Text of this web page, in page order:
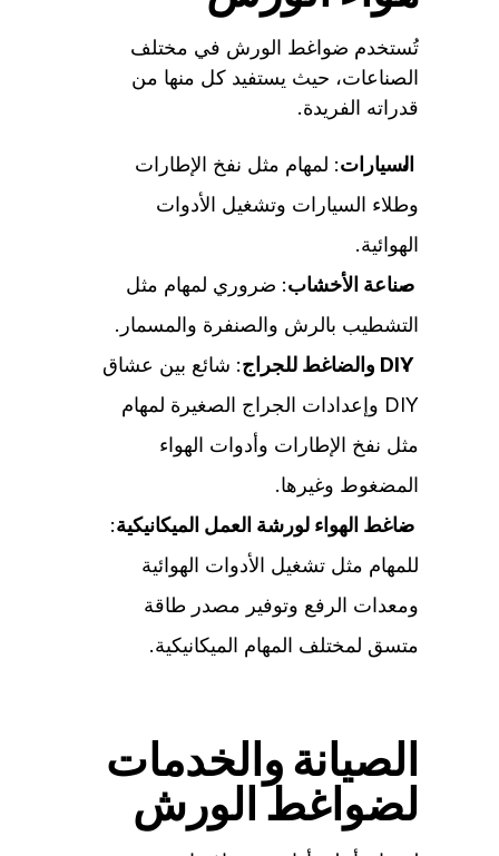
تُستخدم ضواغط الورش في مختلف
الصناعات، حيث يستفيد كل منها من
قدراته الفريدة.
السيارات: لمهام مثل نفخ الإطارات
وطلاء السيارات وتشغيل الأدوات
الهوائية.
صناعة الأخشاب: ضروري لمهام مثل
التشطيب بالرش والصنفرة والمسمار.
DIY والضاغط للجراج
: شائع بين عشاق
DIY وإعدادات الجراج الصغيرة لمهام
مثل نفخ الإطارات وأدوات الهواء
المضغوط وغيرها.
ضاغط الهواء لورشة العمل الميكانيكية:
للمهام مثل تشغيل الأدوات الهوائية
ومعدات الرفع وتوفير مصدر طاقة
متسق لمختلف المهام الميكانيكية.
الصيانة والخدمات
لضواغط الورش